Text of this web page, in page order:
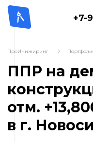
+7-
ПроИнижиринг
ППР на
отм.
в г.